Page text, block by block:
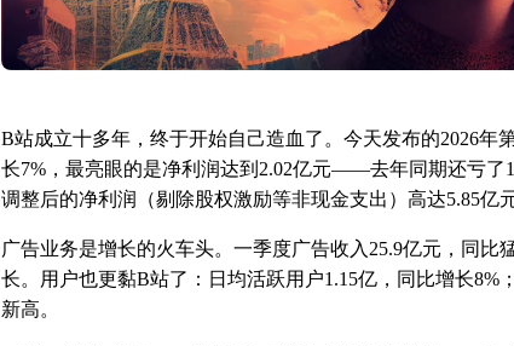
B站成立十多年，终于开始自己造血了。今天发布的2026年
长7%，最亮眼的是净利润达到2.02亿元——去年同期还亏了
调整后的净利润（剔除股权激励等非现金支出）高达5.85亿
广告业务是增长的火车头。一季度广告收入25.9亿元，同比
长。用户也更黏B站了：日均活跃用户1.15亿，同比增长8%
新高。